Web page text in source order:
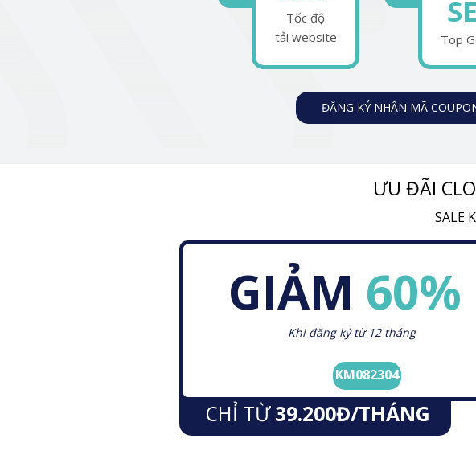
ĐĂNG KÝ NHẬN MÃ
Tốc độ
tải website
Top
ƯU ĐÃI
SALE
CHỈ TỪ39.200Đ/THÁNG
KM082304
GIẢM 60%
Khi đăng ký từ 12 tháng